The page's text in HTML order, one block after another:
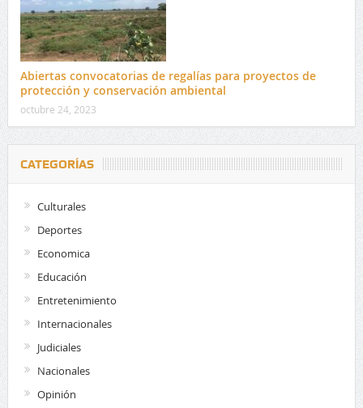
Abiertas convocatorias de regalías para proyectos de
protección y conservación ambiental
octubre 24, 2023
CATEGORÍAS
Culturales
Deportes
Economica
Educación
Entretenimiento
Internacionales
Judiciales
Nacionales
Opinión